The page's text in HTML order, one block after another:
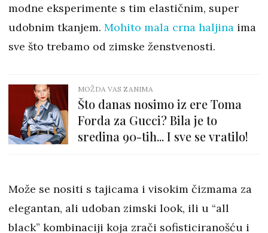
modne eksperimente s tim elastičnim, super
udobnim tkanjem. Mohito mala crna haljina ima
sve što trebamo od zimske ženstvenosti.
MOŽDA VAS ZANIMA
Što danas nosimo iz ere Toma
Forda za Gucci? Bila je to
sredina 90-tih... I sve se vratilo!
Može se nositi s tajicama i visokim čizmama za
elegantan, ali udoban zimski look, ili u “all
black” kombinaciji koja zrači sofisticiranošću i